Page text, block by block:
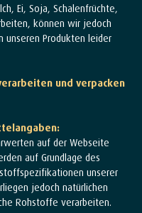
Ei, Soja, Schalenfrüchte,
können wir jedoch
unseren Produkten leider
und verpacken
auf der Webseite
auf Grundlage des
unserer
jedoch natürlichen
Rohstoffe verarbeiten.